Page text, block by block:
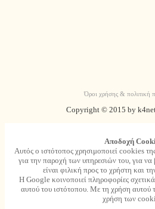
Όροι χρήσης & πολιτική
Copyright © 2015 by
Aποδοχή
Αυτός ο ιστότοπος χρησιμοποιεί cookies
για την παροχή των υπηρεσιών του, για να
είναι φιλική προς το χρήστη και
Η Google κοινοποιεί πληροφορίες
αυτού του ιστότοπου. Με τη χρήση αυτού
χρήση των